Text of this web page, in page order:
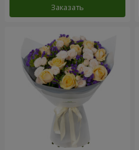
Заказать